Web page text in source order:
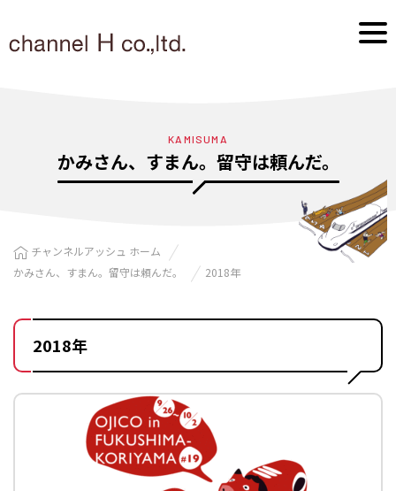
KAMISUMA
かみさん、すまん。留守は頼んだ。
チャンネルアッシュ ホーム
かみさん、すまん。留守は頼んだ。
2018年
2018年